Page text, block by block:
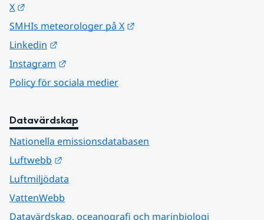
X
SMHIs meteorologer på X
Linkedin
Instagram
Policy för sociala medier
Datavärdskap
Nationella emissionsdatabasen
Luftwebb
Luftmiljödata
VattenWebb
Datavärdskap, oceanografi och marinbiologi